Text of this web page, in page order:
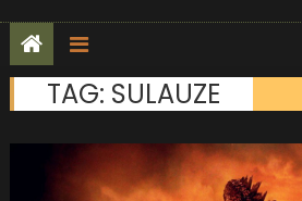
TAG: SULAUZE